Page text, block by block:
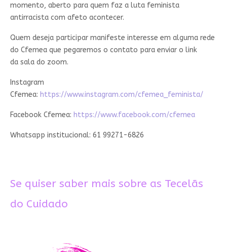
momento, aberto para quem faz a luta feminista
antirracista com afeto acontecer.
Quem deseja participar manifeste interesse em alguma rede
do Cfemea que pegaremos o contato para enviar o link
da sala do zoom.
Instagram
Cfemea: https://www.instagram.com/cfemea_feminista/
Facebook Cfemea: https://www.facebook.com/cfemea
Whatsapp institucional: 61 99271-6826
Se quiser saber mais sobre as Tecelãs
do Cuidado